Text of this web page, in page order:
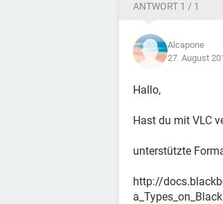
ANTWORT 1 / 1
Alcapone
27. August
Hallo,
Hast du mit VLC
unterstützte
http://